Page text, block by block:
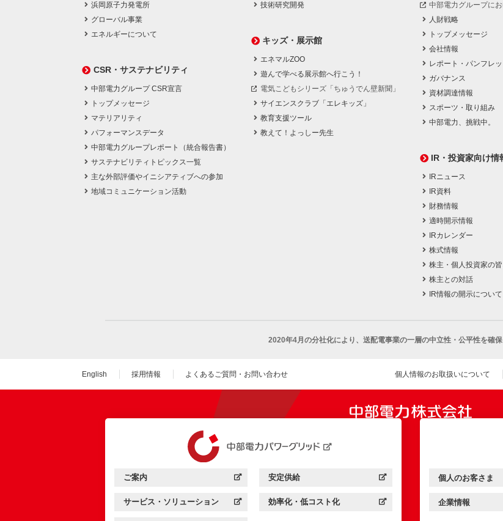
浜岡原子力発電所
グローバル事業
エネルギーについて
CSR・サステナビリティ
中部電力グループ CSR宣言
トップメッセージ
マテリアリティ
パフォーマンスデータ
中部電力グループレポート（統合報告書）
サステナビリティトピックス一覧
主な外部評価やイニシアティブへの参加
地域コミュニケーション活動
技術研究開発
キッズ・展示館
エネマルZOO
遊んで学べる展示館へ行こう！
電気こどもシリーズ「ちゅうでん壁新聞」
サイエンスクラブ「エレキッズ」
教育支援ツール
教えて！よっしー先生
中部電力グループに
人財戦略
トップメッセージ
会社情報
レポート・パンフレッ
ガバナンス
資材調達情報
スポーツ・取り組み
中部電力、挑戦中。
IR・投資家向け情
IRニュース
IR資料
財務情報
適時開示情報
IRカレンダー
株式情報
株主・個人投資家の
株主との対話
IR情報の開示について
2020年4月の分社化により、 送配電事業の一層の中立性・公平性を確保
English 採用情報 よくあるご質問・お問い合わせ 個人情報のお取扱いについて
中部電力パワーグリッド：
ご案内
（新しいウィンドウを開きます） 中部電力パワーグリッド：
安定供給
（新しいウィンドウを開きます）
中部電力パワーグリッド：
サービス・ソリューション
（新しいウィンドウを開きます） 中部電力パワーグリッド：
効率化・低コスト化
（新しいウィンドウを開きます）
中部電力ミライズ
個人のお客さま
（新しいウィン
中部電力ミライズ
企業情報
（新しいウィン